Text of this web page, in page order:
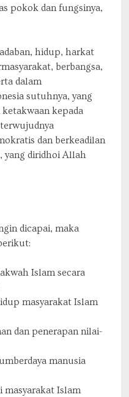
pokok dan fungsinya,
hidup, harkat
berbangsa,
dalam
sutuhnya, yang
kepada
dan berkeadilan
yang diridhoi Allah
dicapai, maka
Islam secara
masyarakat Islam
dan penerapan nilai-
manusia
masyarakat Islam